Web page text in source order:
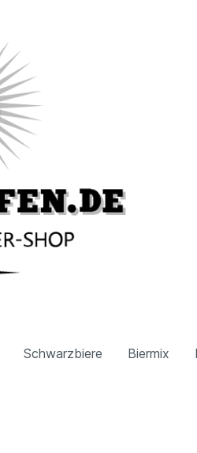
Schwarzbiere Biermix